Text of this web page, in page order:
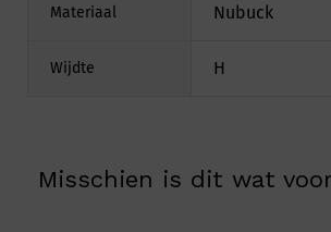
Materiaal Nubuck
Wijdte H
Misschien is dit wat